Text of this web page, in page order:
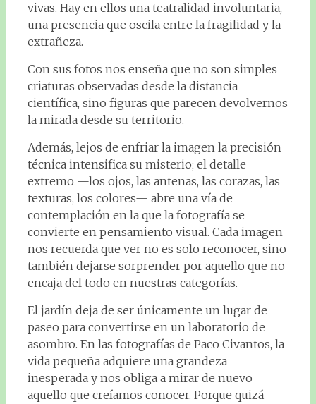
vivas. Hay en ellos una teatralidad involuntaria,
una presencia que oscila entre la fragilidad y la
extrañeza.
Con sus fotos nos enseña que no son simples
criaturas observadas desde la distancia
científica, sino figuras que parecen devolvernos
la mirada desde su territorio.
Además, lejos de enfriar la imagen la precisión
técnica intensifica su misterio; el detalle
extremo —los ojos, las antenas, las corazas, las
texturas, los colores— abre una vía de
contemplación en la que la fotografía se
convierte en pensamiento visual. Cada imagen
nos recuerda que ver no es solo reconocer, sino
también dejarse sorprender por aquello que no
encaja del todo en nuestras categorías.
El jardín deja de ser únicamente un lugar de
paseo para convertirse en un laboratorio de
asombro. En las fotografías de Paco Civantos, la
vida pequeña adquiere una grandeza
inesperada y nos obliga a mirar de nuevo
aquello que creíamos conocer. Porque quizá